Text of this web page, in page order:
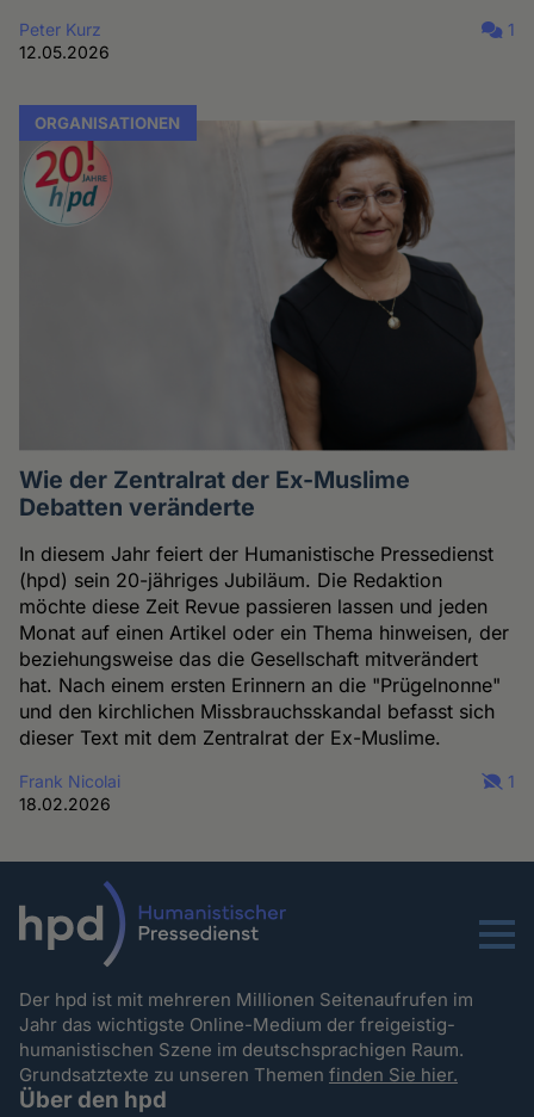
Peter Kurz
12.05.2026
1
ORGANISATIONEN
Wie der Zentralrat der Ex-Muslime
Debatten veränderte
In diesem Jahr feiert der Humanistische Pressedienst
(hpd) sein 20-jähriges Jubiläum. Die Redaktion
möchte diese Zeit Revue passieren lassen und jeden
Monat auf einen Artikel oder ein Thema hinweisen, der
beziehungsweise das die Gesellschaft mitverändert
hat. Nach einem ersten Erinnern an die "Prügelnonne"
und den kirchlichen Missbrauchsskandal befasst sich
dieser Text mit dem Zentralrat der Ex-Muslime.
Frank Nicolai
18.02.2026
1
Menu
Der hpd ist mit mehreren Millionen Seitenaufrufen im
Jahr das wichtigste Online-Medium der freigeistig-
humanistischen Szene im deutschsprachigen Raum.
Grundsatztexte zu unseren Themenfinden Sie hier.
Über den hpd